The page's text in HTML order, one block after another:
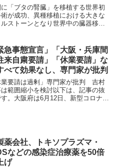
に「ブタの腎臓」を移植する世界初
が成功、異種移植における大きな
ストーンとなり世界中の臓器移植
するというニュースを紹介しまし
以下は、記事の...
急事態宣言」「大阪・兵庫間
来自粛要請」「休業要請」な
べて効果なし、専門家が批判
業要請は過剰」専門家が批判 吉村
範囲縮小を検討以下は、記事の抜
。大阪府は6月12日、新型コロナウ
薬会社、トキソプラズマ・
などの感染症治療薬を50倍
げ